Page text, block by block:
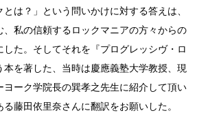
は？」という問いかけに対する答えは、
、私の信頼するロックマニアの方々からの
た。そしてそれを『プログレッシヴ・ロ
本を著した、当時は慶應義塾大学教授、現
ヨーク学院長の巽孝之先生に紹介して頂い
藤田依里奈さんに翻訳をお願いした。